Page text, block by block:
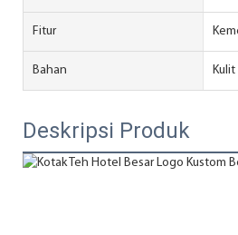
Fitur
Bahan Kulit
Deskripsi Produk